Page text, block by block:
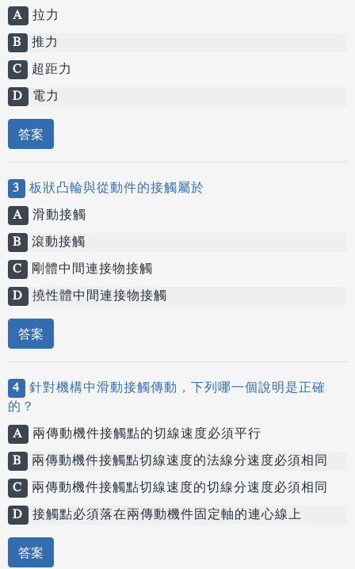
A 拉力
B 推力
C 超距力
D 電力
答案
3 板狀凸輪與從動件的接觸屬於
A 滑動接觸
B 滾動接觸
C 剛體中間連接物接觸
D 撓性體中間連接物接觸
答案
4 針對機構中滑動接觸傳動，下列哪一個說明是正確
的？
A 兩傳動機件接觸點的切線速度必須平行
B
兩傳動機件接觸點切線速度的法線分速度必須相同
C 兩傳動機件接觸點切線速度的切線分速度必須相同
D 接觸點必須落在兩傳動機件固定軸的連心線上
答案